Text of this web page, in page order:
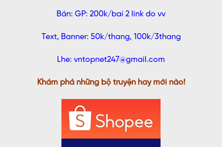
Bán: GP: 200k/bai 2 link do vv
Text, Banner: 50k/thang, 100k/3thang
Lhe: vntopnet247@gmail.com
Khám phá những bộ truyện hay mới nào!